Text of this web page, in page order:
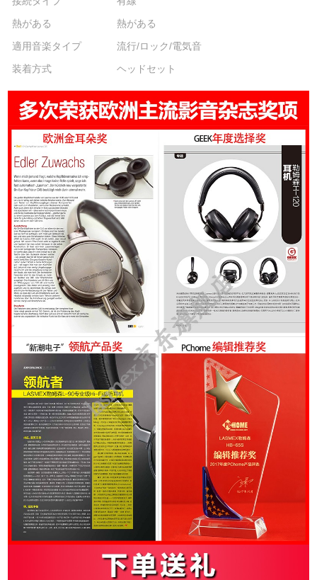
熱がある
熱がある
適用音楽タイプ
流行/ロック/電気音
装着方式
ヘッドセット